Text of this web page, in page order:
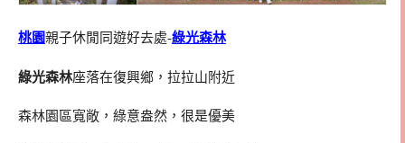
桃園親子休閒同遊好去處-綠光森林
綠光森林座落在復興鄉，拉拉山附近
森林園區寬敞，綠意盎然，很是優美